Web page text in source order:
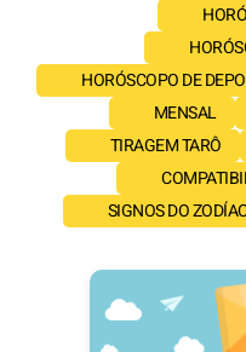
HORÓSCOPO DE
MENSAL
TIRAGEM TARÔ
SIGNOS DO